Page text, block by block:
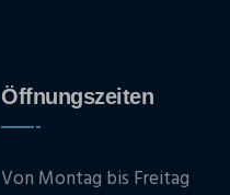
Öffnungszeiten
Von Montag bis Freitag